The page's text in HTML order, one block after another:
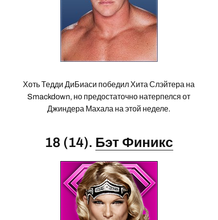
Хоть Тедди ДиБиаси победил Хита Слэйтера на
Smackdown, но предостаточно натерпелся от
Джиндера Махала на этой неделе.
18 (14). Бэт Финикс